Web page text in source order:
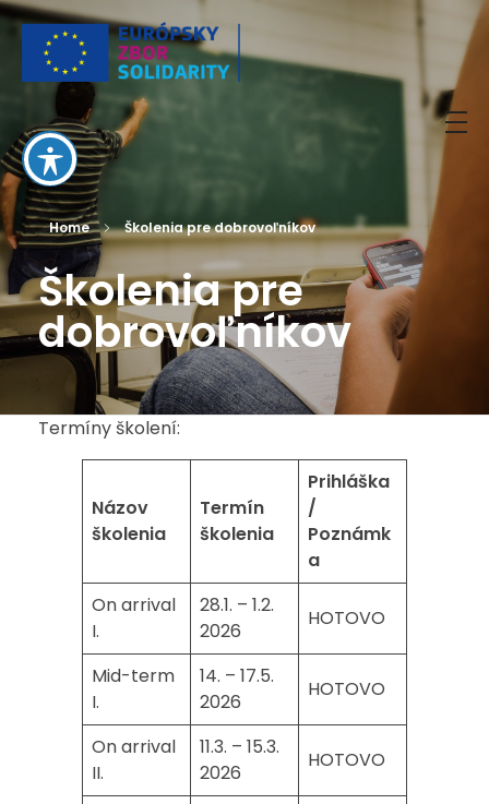
European Solidarity Corps
Home Školenia pre dobrovoľníkov
Školenia pre
dobrovoľníkov
Termíny školení:
Názov
školenia
Termín
školenia
Prihláška
/
Poznámk
a
On arrival
I.
28.1. – 1.2.
2026
HOTOVO
Mid-term
I.
14. – 17.5.
2026
HOTOVO
On arrival
II.
11.3. – 15.3.
2026
HOTOVO